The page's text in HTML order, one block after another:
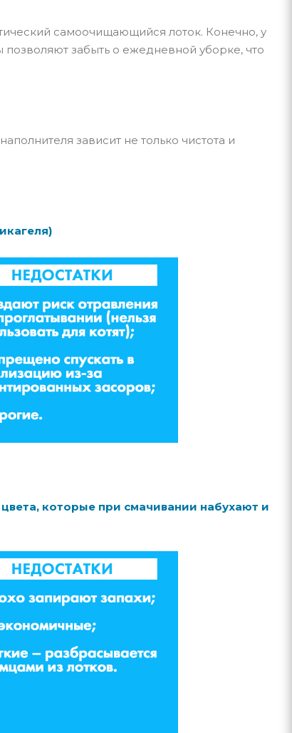
самоочищающийся лоток. Конечно, у
позволяют забыть о ежедневной уборке, что
зависит не только чистота и
которые при смачивании набухают и